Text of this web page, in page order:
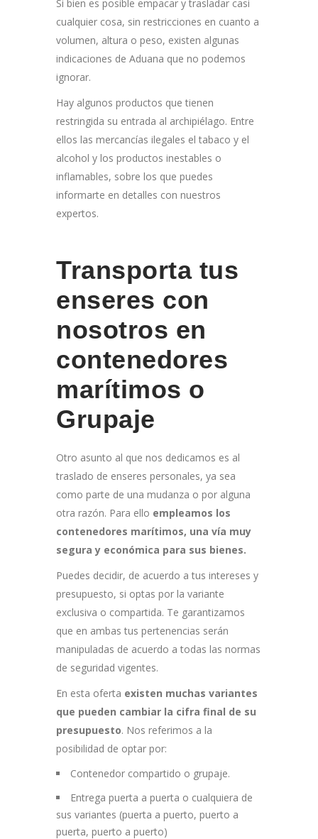
Si bien es posible empacar y trasladar casi
cualquier cosa, sin restricciones en cuanto a
volumen, altura o peso, existen algunas
indicaciones de Aduana que no podemos
ignorar.
Hay algunos productos que tienen
restringida su entrada al archipiélago. Entre
ellos las mercancías ilegales el tabaco y el
alcohol y los productos inestables o
inflamables, sobre los que puedes
informarte en detalles con nuestros
expertos.
Transporta tus
enseres con
nosotros en
contenedores
marítimos o
Grupaje
Otro asunto al que nos dedicamos es al
traslado de enseres personales, ya sea
como parte de una mudanza o por alguna
otra razón. Para ello empleamos los
contenedores marítimos, una vía muy
segura y económica para sus bienes.
Puedes decidir, de acuerdo a tus intereses y
presupuesto, si optas por la variante
exclusiva o compartida. Te garantizamos
que en ambas tus pertenencias serán
manipuladas de acuerdo a todas las normas
de seguridad vigentes.
En esta oferta existen muchas variantes
que pueden cambiar la cifra final de su
presupuesto. Nos referimos a la
posibilidad de optar por:
Contenedor compartido o grupaje.
Entrega puerta a puerta o cualquiera de
sus variantes (puerta a puerto, puerto a
puerta, puerto a puerto)